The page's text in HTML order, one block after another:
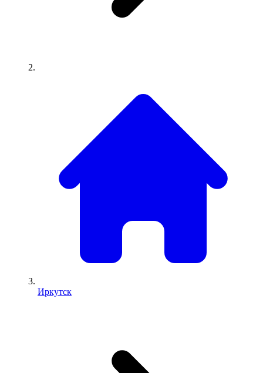
Иркутск